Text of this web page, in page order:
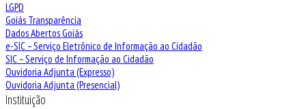
LGPD
Goiás Transparência
Dados Abertos Goiás
e-SIC – Serviço Eletrônico de Informação ao Cidadão
SIC – Serviço de Informação ao Cidadão
Ouvidoria Adjunta (Expresso)
Ouvidoria Adjunta (Presencial)
Instituição